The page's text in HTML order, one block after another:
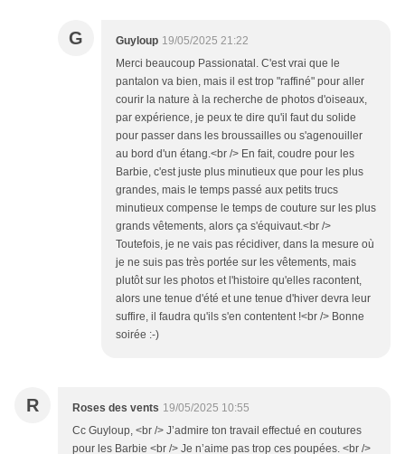
G Guyloup 19/05/2025 21:22
Merci beaucoup Passionatal. C'est vrai que le
pantalon va bien, mais il est trop "raffiné" pour aller
courir la nature à la recherche de photos d'oiseaux,
par expérience, je peux te dire qu'il faut du solide
pour passer dans les broussailles ou s'agenouiller
au bord d'un étang.<br /> En fait, coudre pour les
Barbie, c'est juste plus minutieux que pour les plus
grandes, mais le temps passé aux petits trucs
minutieux compense le temps de couture sur les plus
grands vêtements, alors ça s'équivaut.<br />
Toutefois, je ne vais pas récidiver, dans la mesure où
je ne suis pas très portée sur les vêtements, mais
plutôt sur les photos et l'histoire qu'elles racontent,
alors une tenue d'été et une tenue d'hiver devra leur
suffire, il faudra qu'ils s'en contentent !<br /> Bonne
soirée :-)
R Roses des vents 19/05/2025 10:55
Cc Guyloup, <br /> J’admire ton travail effectué en coutures
pour les Barbie <br /> Je n’aime pas trop ces poupées. <br />